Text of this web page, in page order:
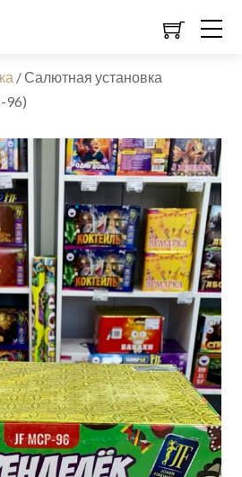
/Салютная установка
96)